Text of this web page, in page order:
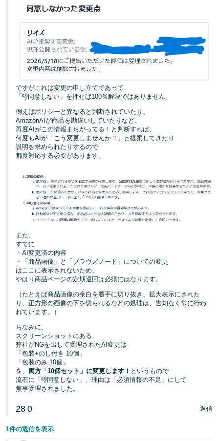
ですがこれは変更の申し立てであって
「👎同意しない」を押せば100％解決ではありません。
例えばポリシーと異なると判断されていたり、
AmazonAIが商品を勘違いしていたりなど、
再度AIがこの情報まちがってる！と判断すれば、
何度もAIが「こう変更しませんか？」と提案してきたり
説明を求められたりするので
都度対応する必要があります。
また、
すでに
・AI変更済の内容
・「商品画像」と「ブラウズノード」についての変更
はここに表示されないため、
やはり商品ページの定期巡回は必須にはなります。
（たとえば商品画像の余白を勝手に切り抜き、拡大表示にされた
り、正方形の画像の下を切られるなどの処理は、告知なく常に行わ
れています。）
ちなみに、
スクリーンショットにある
弊社がNGを出して受理されたAI変更は
「包装+のし付き 10個」
「包装のみ 10個」
を、両方「10個セット」に変更します！ というもので
流石に「👎同意しない」、理由は「必須情報の不足」にして
無事受理されました。
28 0 返信
1件の返信を表示